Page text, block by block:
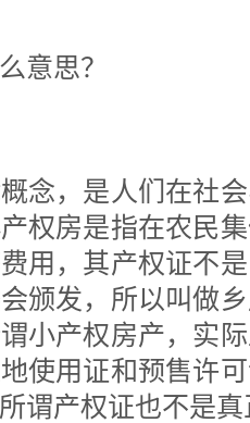
意思？
念，是人们在社
权房是指在农民
用，其产权证不
颁发，所以叫做
小产权房产，实
使用证和预售许
谓产权证也不是